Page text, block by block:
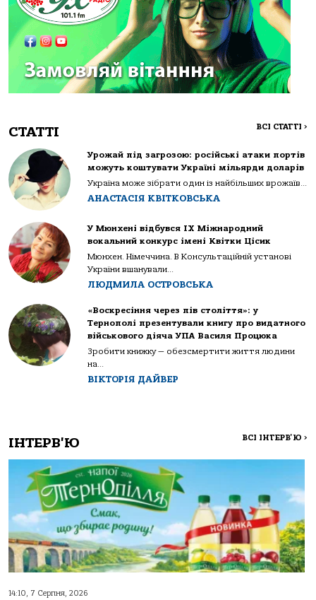
СТАТТІ ВСІ СТАТТІ >
Урожай під загрозою: російські атаки портів
можуть коштувати Україні мільярди доларів
Україна може зібрати один із найбільших врожаїв...
АНАСТАСІЯ КВІТКОВСЬКА
У Мюнхені відбувся IX Міжнародний
вокальний конкурс імені Квітки Цісик
Мюнхен. Німеччина. В Консультаційній установі
України вшанували...
ЛЮДМИЛА ОСТРОВСЬКА
«Воскресіння через пів століття»: у
Тернополі презентували книгу про видатного
військового діяча УПА Василя Процюка
Зробити книжку — обезсмертити життя людини
на...
ВІКТОРІЯ ДАЙВЕР
ІНТЕРВ'Ю ВСІ ІНТЕРВ'Ю >
14:10, 7 Серпня, 2026